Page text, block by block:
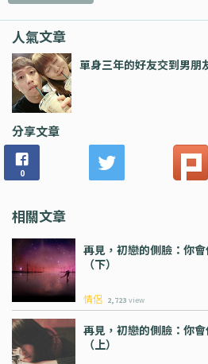
人氣文章
單身三年的好友交到男朋
分享文章
0
相關文章
再見，初戀的側臉：你
（下）
情侶 2,723 view
再見，初戀的側臉：你
（上）